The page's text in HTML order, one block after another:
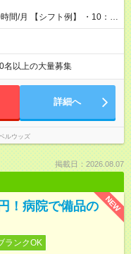
】 ・10：
名以上の大量募集
詳細へ
ルウッズ
掲載日：2026.08.07
NEW
！病院で備品の
ランクOK